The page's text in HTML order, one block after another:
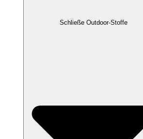
Schließe Outdoor-Stoffe